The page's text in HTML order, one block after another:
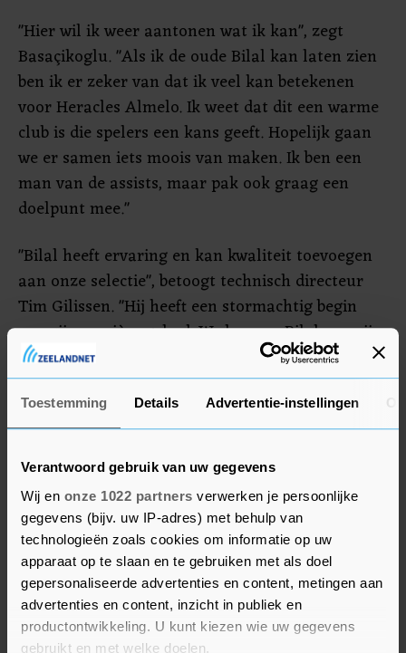
Toestemming Details Advertentie-instellingen
Verantwoord gebruik van uw gegevens
Wij en onze 1022 partners verwerken je persoonlijke
gegevens (bijv. uw IP-adres) met behulp van
technologieën zoals cookies om informatie op uw
apparaat op te slaan en te gebruiken met als doel
gepersonaliseerde advertenties en content, metingen aan
advertenties en content, inzicht in publiek en
productontwikkeling. U kunt kiezen wie uw gegevens
gebruikt en met welke doelen.
"Hier wil ik weer aantonen wat ik kan", zegt
Basaçikoglu. "Als ik de oude Bilal kan laten zien
ben ik er zeker van dat ik veel kan betekenen
voor Heracles Almelo. Ik weet dat dit een warme
club is die spelers een kans geeft. Hopelijk gaan
we er samen iets moois van maken. Ik ben een
man van de assists, maar pak ook graag een
doelpunt mee."
"Bilal heeft ervaring en kan kwaliteit toevoegen
aan onze selectie", betoogt technisch directeur
Tim Gilissen. "Hij heeft een stormachtig begin
van zijn carrière gehad. We kennen Bilal van zijn
tijd in de Eredivisie en hebben ook zijn laatste
jaren uitgebreid geanalyseerd. Het is aan ons om
hem weer op zijn oude niveau te krijgen. Dat
moet hij vooral zelf doen, maar daar gaan wij
hem als club bij helpen."